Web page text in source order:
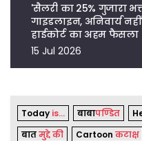
'सैलरी का 25% गुजारा
गाइडलाइन, अनिवार्य
हाईकोर्ट का अहम फैसला
15 Jul 2026
Today is... बाबापण्डित
बातमुद्दे की Cartoon कटाक्ष